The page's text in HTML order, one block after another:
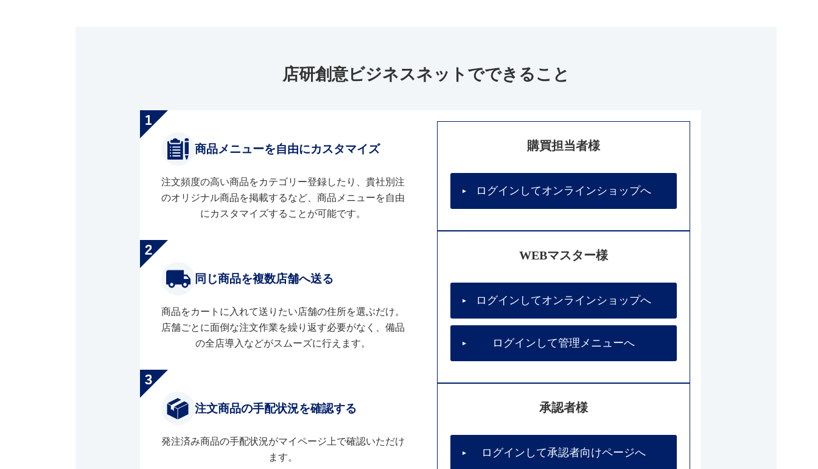
店研創意ビジネスネットでできること
商品メニューを自由にカスタマイズ
注文頻度の高い商品をカテゴリー登録したり、貴社別注
のオリジナル商品を掲載するなど、商品メニューを自由
にカスタマイズすることが可能です。
同じ商品を複数店舗へ送る
商品をカートに入れて送りたい店舗の住所を選ぶだけ。
店舗ごとに面倒な注文作業を繰り返す必要がなく、備品
の全店導入などがスムーズに行えます。
注文商品の手配状況を確認する
発注済み商品の手配状況がマイページ上で確認いただけ
ます。
購買担当者様
ログインしてオンラインショップへ
WEBマスター様
ログインしてオンラインショップへ
ログインして管理メニューへ
承認者様
ログインして承認者向けページへ